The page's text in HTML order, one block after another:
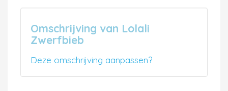
Omschrijving van Lolali
Zwerfbieb
Deze omschrijving aanpassen?